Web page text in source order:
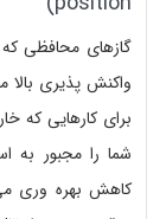
واکنش پذیری
برای کارهایی که
شما را مجبور به
کاهش بهره وری